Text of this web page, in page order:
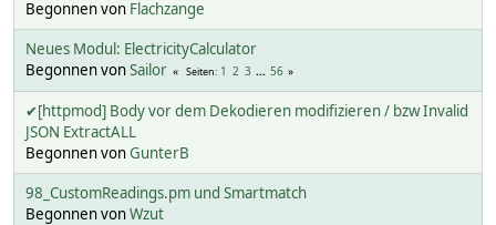
Begonnen von Flachzange
Neues Modul: ElectricityCalculator
Begonnen vonSailor Seiten 1 2 3 ... 56
✔[httpmod] Body vor dem Dekodieren modifizieren / bzw Invalid
JSON ExtractALL
Begonnen vonGunterB
98_CustomReadings.pm und Smartmatch
Begonnen vonWzut